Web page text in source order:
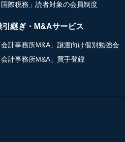
国際税務」読者対象の会員制度
引継ぎ・M&Aサービス
会計事務所M&A」譲渡向け個別勉強会
会計事務所M&A」買手登録